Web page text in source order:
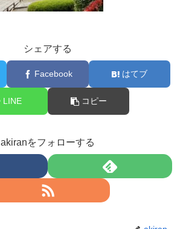
シェアする
Facebook はてブ
LINE コピー
akiranをフォローする